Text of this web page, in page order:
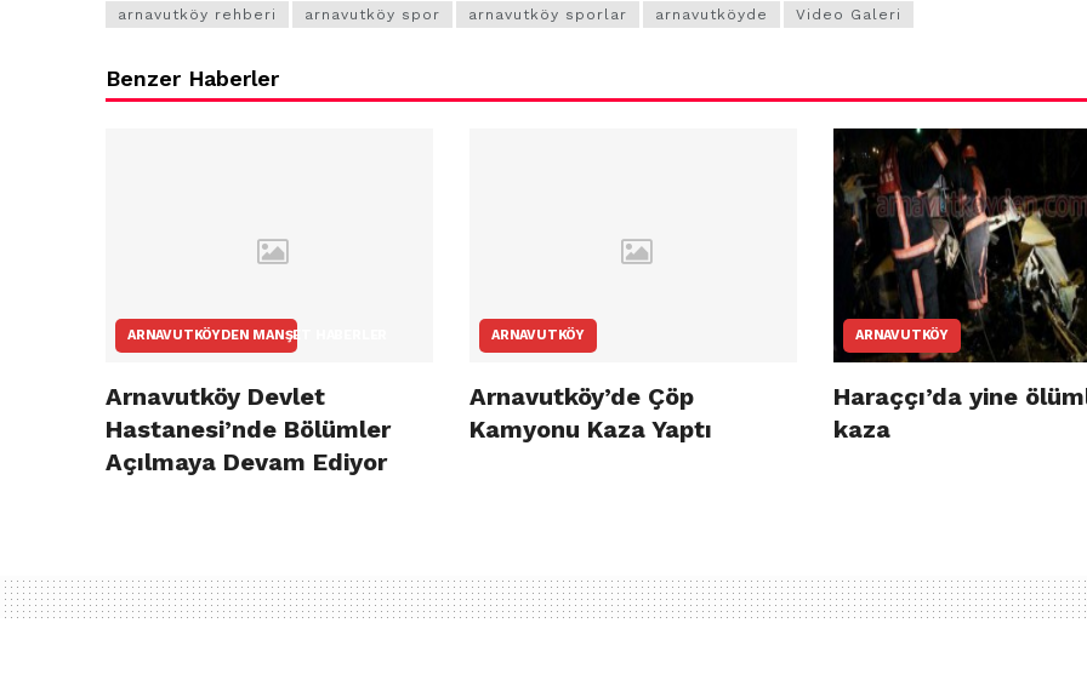
arnavutköy rehberi
arnavutköy spor arnavutköy sporlar arnavutköyde Video Galeri
Benzer Haberler
ARNAVUTKÖYDEN MANŞET HABERLER
Arnavutköy Devlet
Hastanesi’nde Bölümler
Açılmaya Devam Ediyor
ARNAVUTKÖY
Arnavutköy’de Çöp
Kamyonu Kaza Yaptı
ARNAVUTKÖY
Haraççı’da yine
kaza